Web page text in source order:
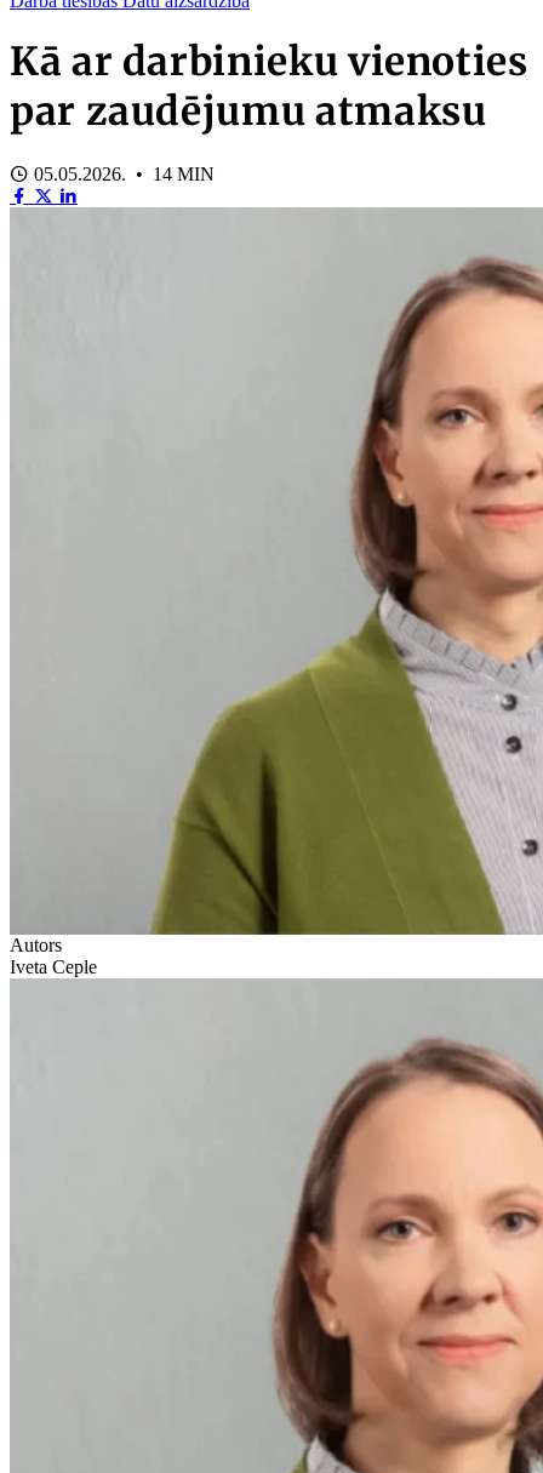
Kā ar darbinieku vienoties
par zaudējumu atmaksu
05.05.2026. • 14 MIN
Autors
Iveta Ceple